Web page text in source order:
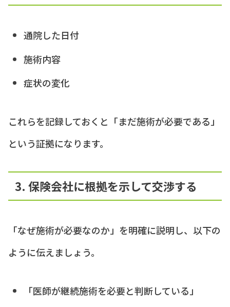
通院した日付
施術内容
症状の変化
これらを記録しておくと「まだ施術が必要である」
という証拠になります。
3. 保険会社に根拠を示して交渉する
「なぜ施術が必要なのか」を明確に説明し、以下の
ように伝えましょう。
「医師が継続施術を必要と判断している」